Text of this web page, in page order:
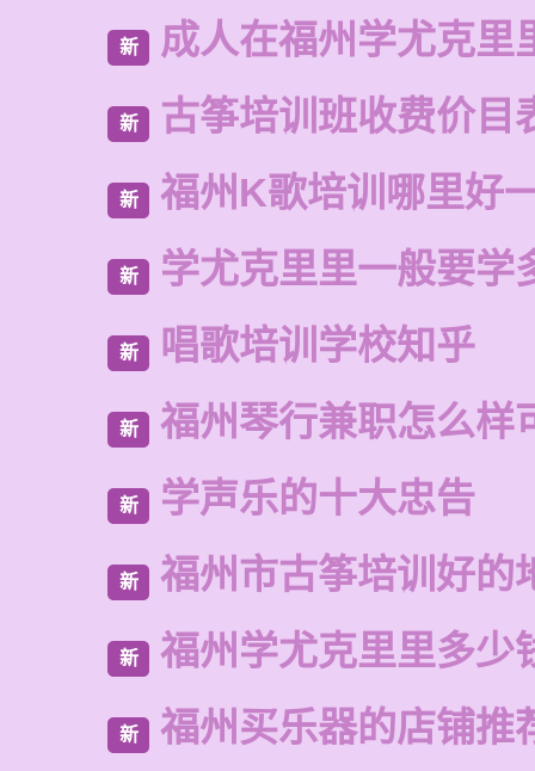
新 成人在福州学尤克里
新 古筝培训班收费价目
新 福州K歌培训哪里好
新 学尤克里里一般要学
新 唱歌培训学校知乎
新 福州琴行兼职怎么样
新 学声乐的十大忠告
新 福州市古筝培训好的
新 福州学尤克里里多少
新 福州买乐器的店铺推